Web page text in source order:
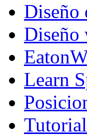
Diseño
Diseño
Learn